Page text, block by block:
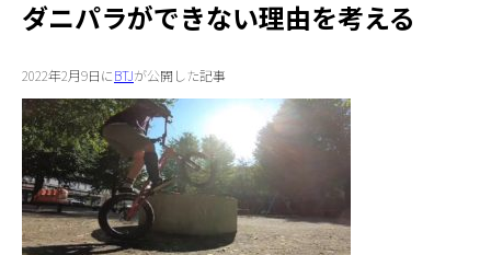
ダニパラができない理由を考える
2022年2月9日にBTJが公開した記事